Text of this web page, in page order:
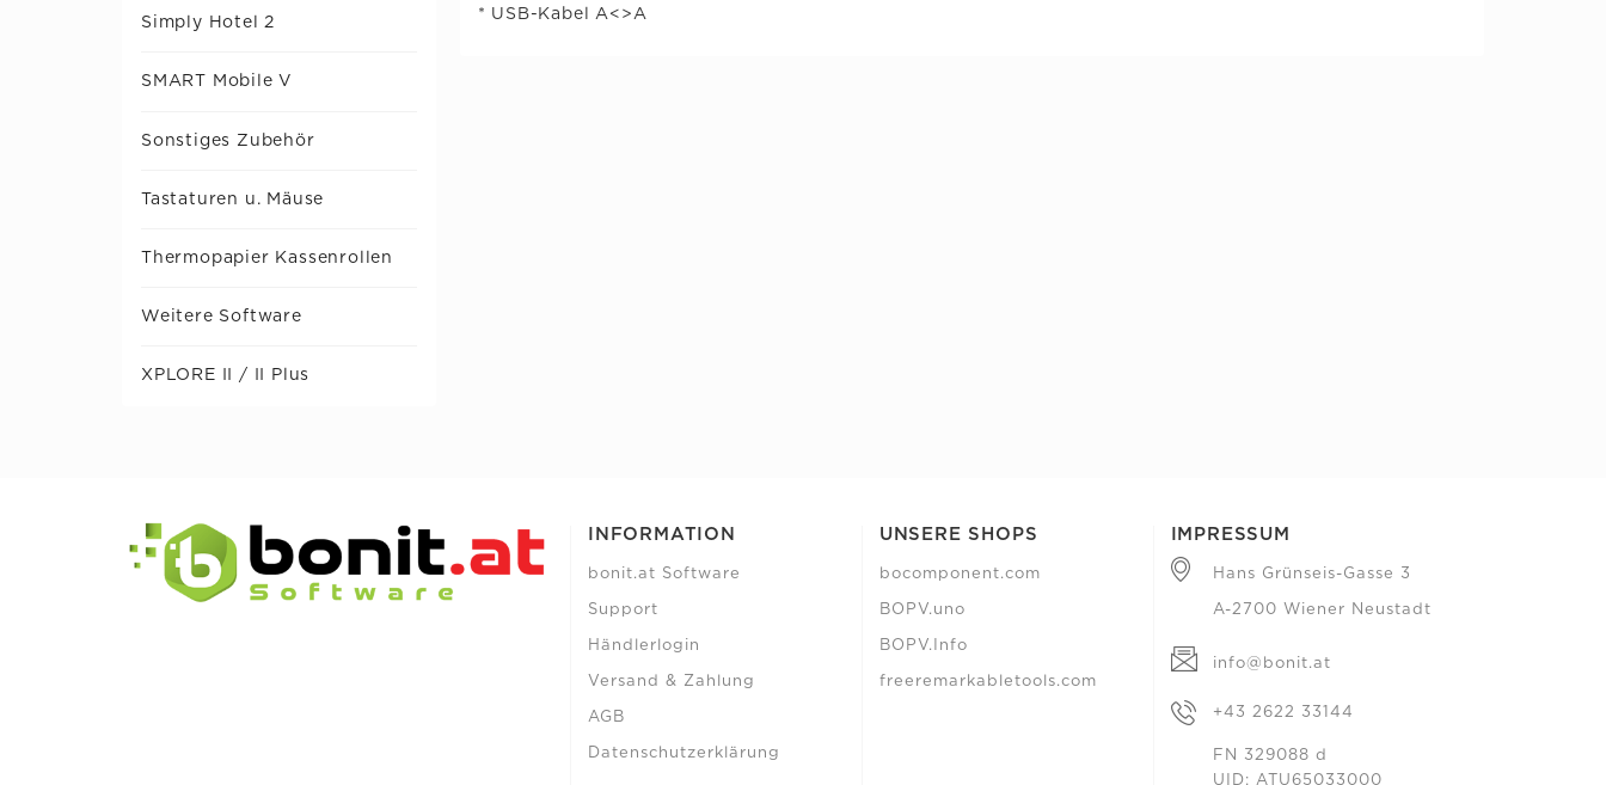
Simply Hotel 2
SMART Mobile V
Sonstiges Zubehör
Tastaturen u. Mäuse
Thermopapier Kassenrollen
Weitere Software
XPLORE II / II Plus
* USB-Kabel A<>A
INFORMATION
bonit.at Software
Support
Händlerlogin
Versand & Zahlung
AGB
Datenschutzerklärung
UNSERE SHOPS
bocomponent.com
BOPV.uno
BOPV.Info
freeremarkabletools.com
IMPRESSUM
Hans Grünseis-Gasse 3
A-2700 Wiener Neustadt
info@bonit.at
+43 2622 33144
FN 329088 d
UID: ATU65033000